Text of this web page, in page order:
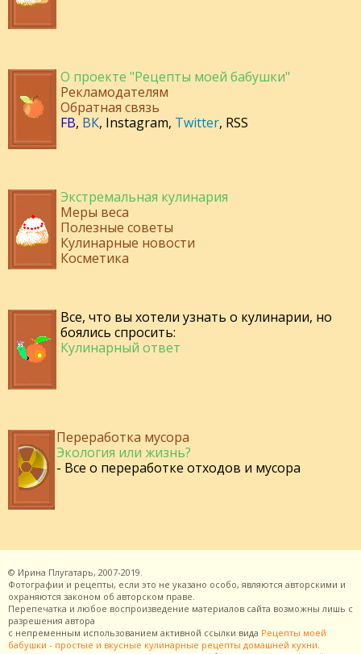
О проекте "Рецепты моей бабушки"
Рекламодателям
Обратная связь
FB, ВК, Instagram, Twitter, RSS
Экстремальная кулинария
Меры веса
Полезные советы
Кулинарные новости
Косметика
Все, что вы хотели узнать о кулинарии, но
боялись спросить:
Кулинарный ответ
Переработка мусора
Экология или жизнь?
- Все о переработке отходов и мусора
© Ирина Плугатарь, 2007-2019.
Фотографии и рецепты, если это не указано особо, являются авторскими и
охраняются законом об авторском праве.
Перепечатка и любое воспроизведение материалов сайта возможны лишь с
разрешения автора
с непременным использованием активной ссылки вида Рецепты моей
бабушки - простые и вкусные кулинарные рецепты домашней кухни